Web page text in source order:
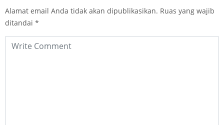
Alamat email Anda tidak akan dipublikasikan. Ruas yang wajib
ditandai *